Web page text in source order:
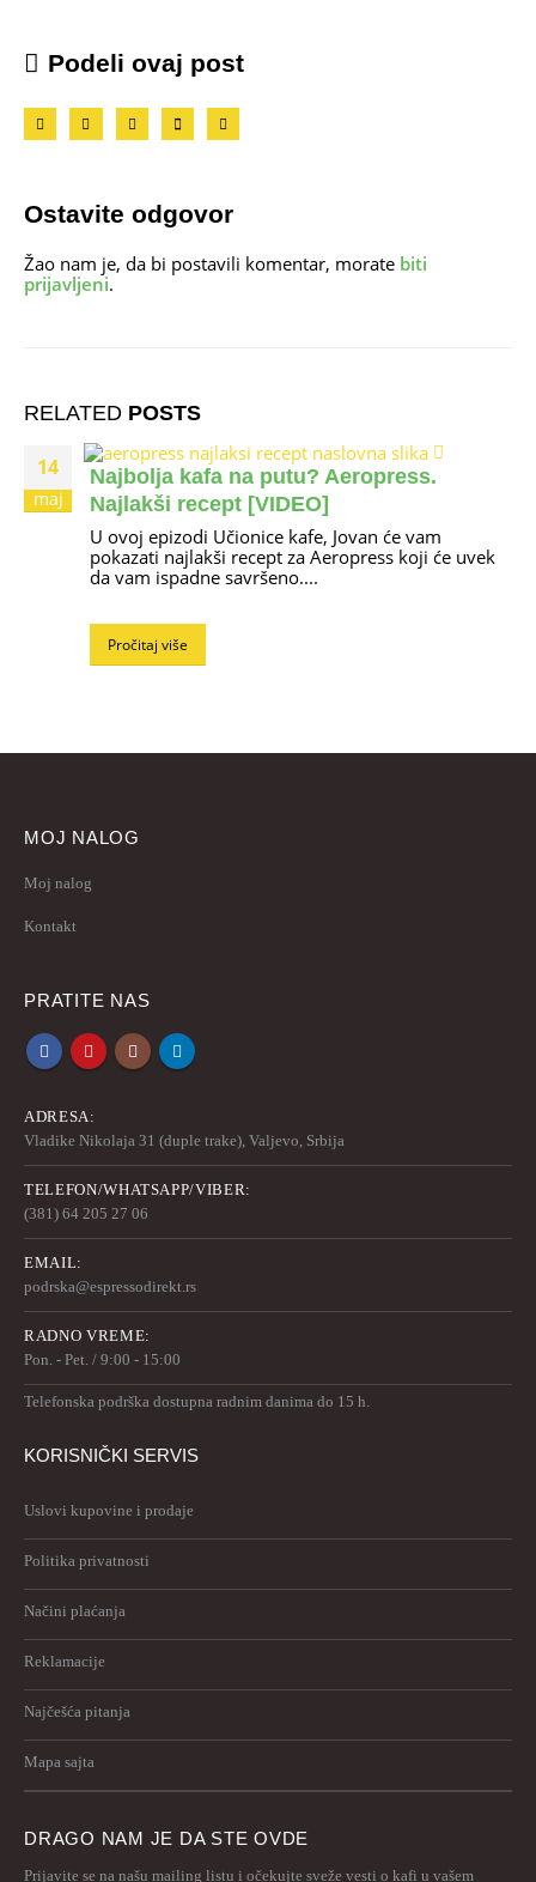
Podeli ovaj post
Ostavite odgovor
Žao nam je, da bi postavili komentar, morate biti
prijavljeni.
RELATED POSTS
14
maj
Najbolja kafa na putu? Aeropress.
Najlakši recept [VIDEO]
U ovoj epizodi Učionice kafe, Jovan će vam
pokazati najlakši recept za Aeropress koji će uvek
da vam ispadne savršeno....
Pročitaj više
MOJ NALOG
Moj nalog
Kontakt
PRATITE NAS
ADRESA:
Vladike Nikolaja 31 (duple trake), Valjevo, Srbija
TELEFON/WHATSAPP/VIBER:
(381) 64 205 27 06
EMAIL:
podrska@espressodirekt.rs
RADNO VREME:
Pon. - Pet. / 9:00 - 15:00
Telefonska podrška dostupna radnim danima do 15 h.
KORISNIČKI SERVIS
Uslovi kupovine i prodaje
Politika privatnosti
Načini plaćanja
Reklamacije
Najčešća pitanja
Mapa sajta
DRAGO NAM JE DA STE OVDE
Prijavite se na našu mailing listu i očekujte sveže vesti o kafi u vašem